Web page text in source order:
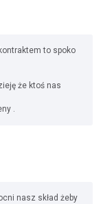
to spoko
że ktoś nas
.
nasz skład żeby